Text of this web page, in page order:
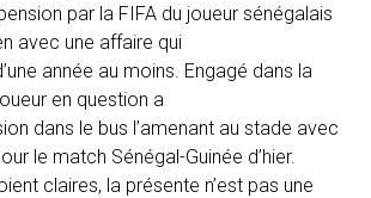
par la FIFA du joueur sénégalais
avec une affaire qui
année au moins. Engagé dans la
en question a
dans le bus l’amenant au stade avec
le match Sénégal-Guinée d’hier.
claires, la présente n’est pas une